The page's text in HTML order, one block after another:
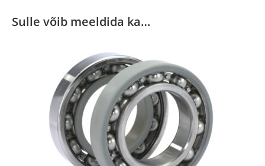
Sulle võib meeldida ka…